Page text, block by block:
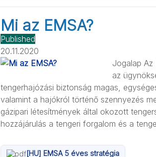
Mi az EMSA?
Published
20.11.2020
Jogalap Az
az
tengerhajózási biztonság magas,
valamint a hajókról történő szennyezés
gázipari létesítmények által okozott
hozzájárulás a tengeri forgalom és a
[HU] EMSA 5 éves stratégia